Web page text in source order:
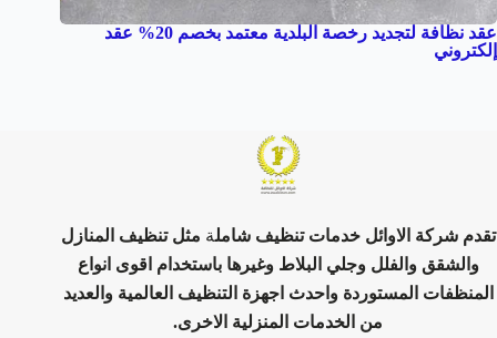
عقد نظافة لتجديد رخصة البلدية معتمد بخصم 20% عقد
إلكتروني
تقدم شركة الاوائل خدمات تنظيف شاملة مثل تنظيف المنازل
والشقق والفلل وجلي البلاط وغيرها باستخدام اقوى انواع
المنظفات المستوردة واحدث اجهزة التنظيف العالمية والعديد
من الخدمات المنزلية الاخرى.